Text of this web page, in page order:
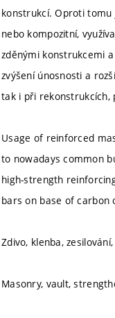
konstrukcí. Oproti tomu
nebo kompozitní,
zděnými konstrukcemi
zvýšení únosnosti a
tak i při rekonstrukcích,
Usage of reinforced
to nowadays common
high-strength
bars on base of carbon
Zdivo, klenba,
Masonry, vault,